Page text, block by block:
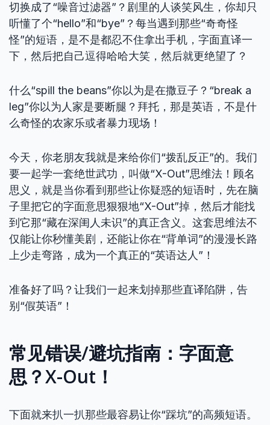
切换成了“噪音过滤器”？剧里的人谈笑风生，你却只
听懂了个“hello”和“bye”？每当遇到那些“奇奇怪
怪”的短语，是不是都忍不住拿出手机，字面直译一
下，然后把自己逗得哈哈大笑，然后就更绝望了？
什么“spill the beans”你以为是在撒豆子？“break a
leg”你以为人家是要断腿？拜托，那是英语，不是什
么奇怪的农家乐或者暴力现场！
今天，你老朋友我就是来给你们“拨乱反正”的。我们
要一起学一套绝世武功，叫做“X-Out”思维法！顾名
思义，就是当你看到那些让你疑惑的短语时，先在脑
子里把它的字面意思狠狠地“X-Out”掉，然后才能找
到它那“藏在深闺人未识”的真正含义。这套思维法不
仅能让你秒懂美剧，还能让你在“背单词”的漫漫长路
上少走弯路，成为一个真正的“英语达人”！
准备好了吗？让我们一起来划掉那些直译陷阱，告
别“假英语”！
常见错误/避坑指南：字面意
思？X-Out！
下面就来扒一扒那些最容易让你“踩坑”的高频短语。